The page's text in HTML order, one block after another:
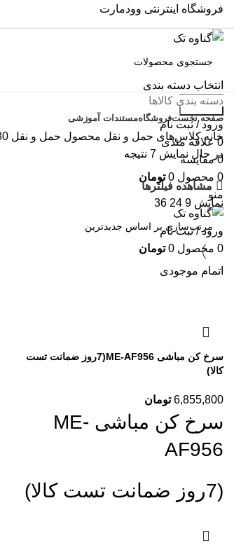
فروشگاه اینترنتی وودمارت
انتخاب دسته بندی
جستجو
ورود / ثبت نام
0 علاقه مندی
0 مقایسه
0 محصول 0 تومان
منو
ورود / ثبت نام
0 محصول 0 تومان
دسته بندی کالاها
صفحه نخستفروشگاهمستندات آموزشی
خانهکلاس‌های حمل و نقل محصول حمل و نقل 380
در حال نمایش 7 نتیجه
مشاهده فیلترها
نمایش 9
24
36
اتمام موجودی
سرخ کن مباشی ME-AF956(7روز ضمانت تست
کالا)
6,855,800 تومان
سرخ کن مباشی ME-
AF956
(7روز ضمانت تست کالا)